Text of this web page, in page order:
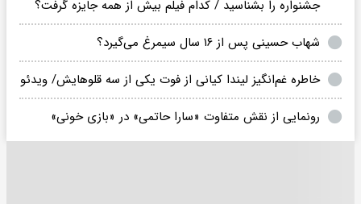
جشنواره را بشناسید / کدام فیلم بیش از همه جایزه گرفت؟
شهاب حسینی پس از ۱۶ سال سیمرغ می‌گیرد؟
خاطره غم‌انگیز لیندا کیانی از فوت یکی از سه قلوهایش/ ویدئو
رونمایی از نقش متفاوت «سارا حاتمی» در «بازی خونی»